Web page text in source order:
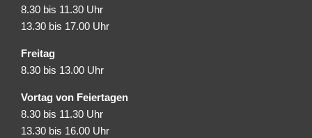
8.30 bis 11.30 Uhr
13.30 bis 17.00 Uhr
Freitag
8.30 bis 13.00 Uhr
Vortag von Feiertagen
8.30 bis 11.30 Uhr
13.30 bis 16.00 Uhr